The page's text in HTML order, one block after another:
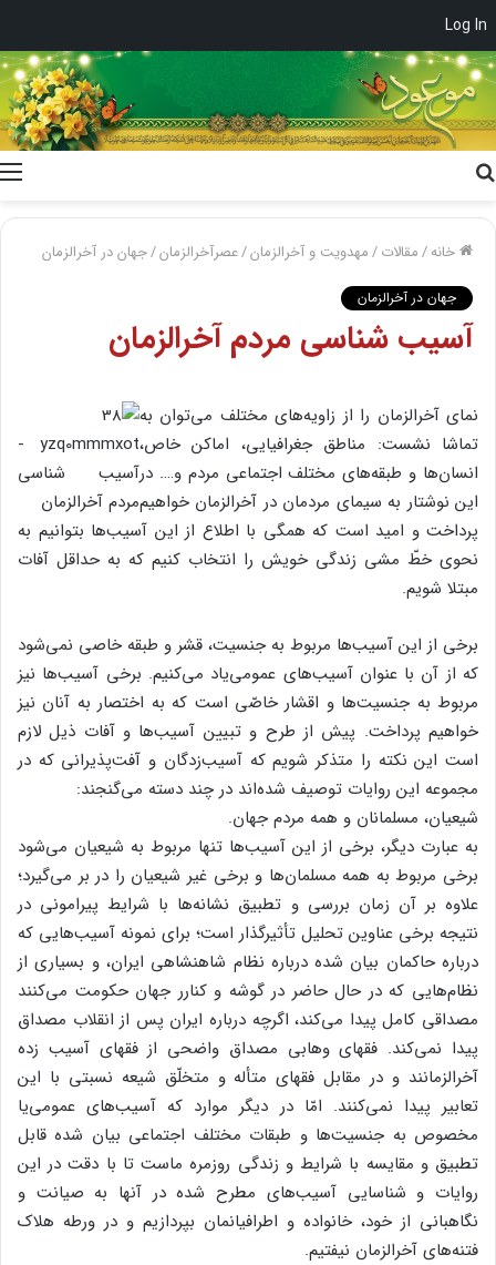
Log In
خانه/مقالات/مهدویت و آخرالزمان/عصرآخرالزمان/جهان در آخرالزمان
جهان در آخرالزمان
آسیب شناسی مردم آخرالزمان
نمای آخرالزمان را از زاویه‌های مختلف می‌توان به
تماشا نشست: مناطق جغرافیایی، اماکن خاص،
انسان‌ها و طبقه‌های مختلف اجتماعی مردم و…. در
این نوشتار به سیمای مردمان در آخرالزمان خواهیم
پرداخت و امید است که همگی با اطلاع از این آسیب‌ها بتوانیم به
نحوی خطّ مشی زندگی خویش را انتخاب کنیم که به حداقل آفات
مبتلا شویم.
برخی از این آسیب‌ها مربوط به جنسیت، قشر و طبقه خاصی نمی‌شود
که از آن با عنوان آسیب‌های عمومی‌یاد می‌کنیم. برخی آسیب‌ها نیز
مربوط به جنسیت‌ها و اقشار خاصّی است که به اختصار به آنان نیز
خواهیم پرداخت. پیش از طرح و تبیین آسیب‌ها و آفات ذیل لازم
است این نکته را متذکر شویم که آسیب‌زدگان و آفت‌پذیرانی که در
مجموعه این روایات توصیف شده‌اند در چند دسته می‌گنجند:
شیعیان، مسلمانان و همه مردم جهان.
به عبارت دیگر، برخی از این آسیب‌ها تنها مربوط به شیعیان می‌شود
برخی مربوط به همه مسلمان‌ها و برخی غیر شیعیان را در بر می‌گیرد؛
علاوه بر آن زمان بررسی و تطبیق نشانه‌ها با شرایط پیرامونی در
نتیجه برخی عناوین تحلیل تأثیرگذار است؛ برای نمونه آسیب‌هایی که
درباره حاکمان بیان شده درباره نظام شاهنشاهی ایران، و بسیاری از
نظام‌هایی که در حال حاضر در گوشه و کنارر جهان حکومت می‌کنند
مصداقی کامل پیدا می‌کند، اگرچه درباره ایران پس از انقلاب مصداق
پیدا نمی‌کند. فقهای وهابی مصداق واضحی از فقهای آسیب زده
آخرالزمانند و در مقابل فقهای متأله و متخلّق شیعه نسبتی با این
تعابیر پیدا نمی‌کنند. امّا در دیگر موارد که آسیب‌های عمومی‌یا
مخصوص به جنسیت‌ها و طبقات مختلف اجتماعی بیان شده قابل
تطبیق و مقایسه با شرایط و زندگی روزمره ماست تا با دقت در این
روایات و شناسایی آسیب‌های مطرح شده در آنها به صیانت و
نگاهبانی از خود، خانواده و اطرافیانمان بپردازیم و در ورطه هلاک
فتنه‌های آخرالزمان نیفتیم.